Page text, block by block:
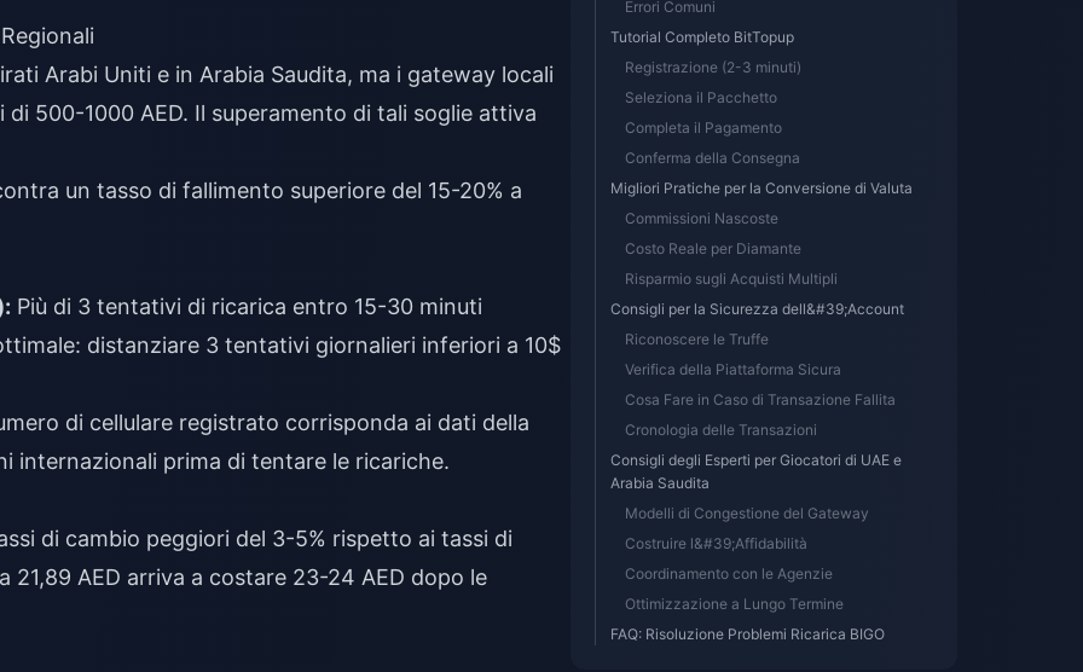
Arabi Uniti e in Arabia Saudita, ma i gateway locali
500-1000 AED. Il superamento di tali soglie attiva
un tasso di fallimento superiore del 15-20% a
Più di 3 tentativi di ricarica entro 15-30 minuti
distanziare 3 tentativi giornalieri inferiori a 10$
di cellulare registrato corrisponda ai dati della
internazionali prima di tentare le ricariche.
di cambio peggiori del 3-5% rispetto ai tassi di
AED arriva a costare 23-24 AED dopo le
Errori Comuni
Tutorial Completo BitTopup
Registrazione (2-3 minuti)
Seleziona il Pacchetto
Completa il Pagamento
Conferma della Consegna
Migliori Pratiche per la Conversione di Valuta
Commissioni Nascoste
Costo Reale per Diamante
Risparmio sugli Acquisti Multipli
Consigli per la Sicurezza dell&#39;Account
Riconoscere le Truffe
Verifica della Piattaforma Sicura
Cosa Fare in Caso di Transazione Fallita
Cronologia delle Transazioni
Consigli degli Esperti per Giocatori di UAE e
Arabia Saudita
Modelli di Congestione del Gateway
Costruire l&#39;Affidabilità
Coordinamento con le Agenzie
Ottimizzazione a Lungo Termine
FAQ: Risoluzione Problemi Ricarica BIGO